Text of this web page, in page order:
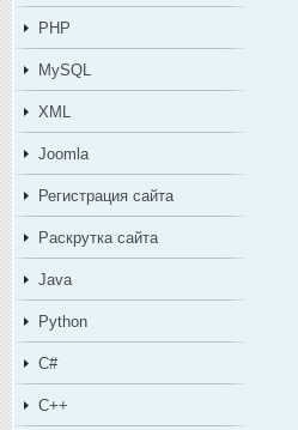
PHP
MySQL
XML
Joomla
Регистрация сайта
Раскрутка сайта
Java
Python
C#
C++